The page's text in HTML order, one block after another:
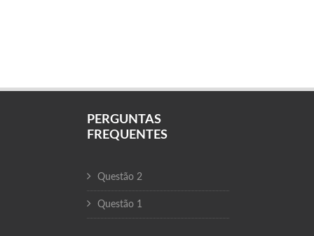
PERGUNTAS
FREQUENTES
Questão 2
Questão 1